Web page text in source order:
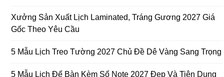
Xưởng Sản Xuất Lịch Laminated, Tráng Gương 2027 Giá
Gốc Theo Yêu Cầu
5 Mẫu Lịch Treo Tường 2027 Chủ Đề Dê Vàng Sang Trọng
5 Mẫu Lịch Để Bàn Kèm Sổ Note 2027 Đẹp Và Tiện Dụng